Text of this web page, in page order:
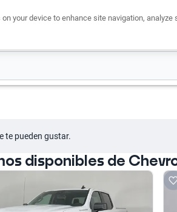
Compra un
te pueden gustar.
disponibles de
your device to enhance site navigation, analyze